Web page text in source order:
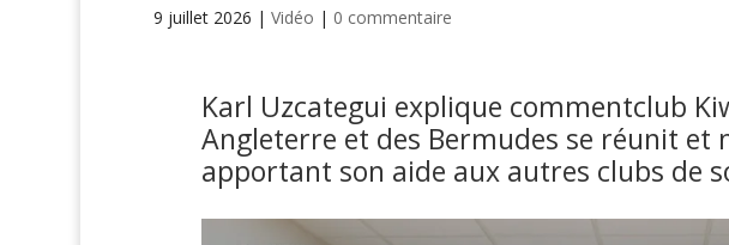
9 juillet 2026 | Vidéo | 0 commentaire
Karl Uzcategui explique commentclub
Angleterre et des Bermudes se réunit et
apportant son aide aux autres clubs de